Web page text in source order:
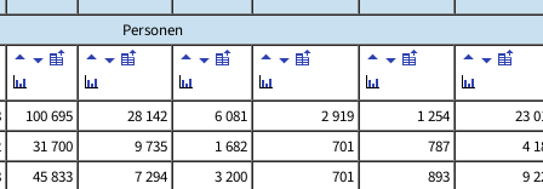
Personen
100 695 28 142 6 081 2 919 1 254
23
31 700 9 735 1 682 701 787
4
45 833 7 294 3 200 701 893
9